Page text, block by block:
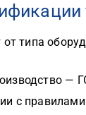
типа
—
с